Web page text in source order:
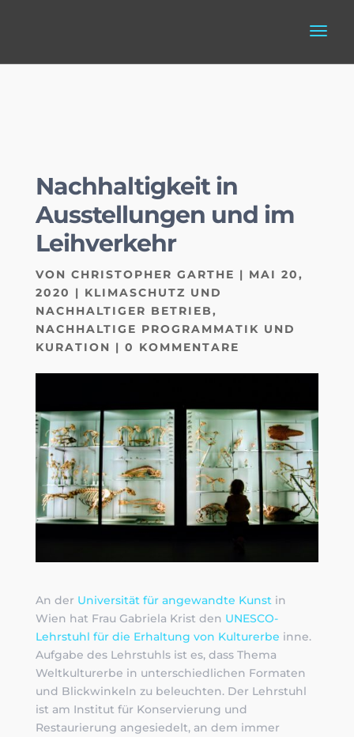
Nachhaltigkeit in
Ausstellungen und im
Leihverkehr
VON CHRISTOPHER GARTHE | MAI 20,
2020 | KLIMASCHUTZ UND
NACHHALTIGER BETRIEB,
NACHHALTIGE PROGRAMMATIK UND
KURATION | 0 KOMMENTARE
An der Universität für angewandte Kunstin
Wien hat Frau Gabriela Krist den UNESCO-
Lehrstuhl für die Erhaltung von Kulturerbe inne.
Aufgabe des Lehrstuhls ist es, dass Thema
Weltkulturerbe in unterschiedlichen Formaten
und Blickwinkeln zu beleuchten. Der Lehrstuhl
ist am Institut für Konservierung und
Restaurierung angesiedelt, an dem immer